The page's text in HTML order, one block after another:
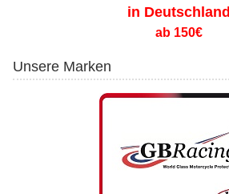
in Deutschland
ab 150€
Unsere Marken